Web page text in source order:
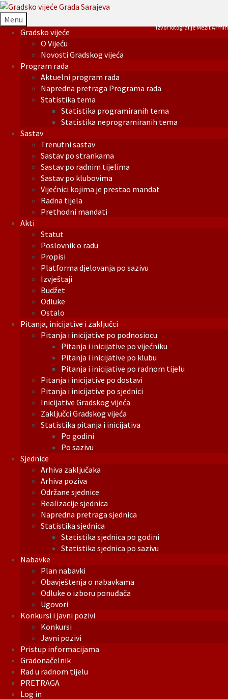
Menu
Gradsko vijeće
O Vijeću
Novosti Gradskog vijeća
Program rada
Aktuelni program rada
Napredna pretraga Programa rada
Statistika tema
Statistika programiranih tema
Statistika neprogramiranih tema
Sastav
Trenutni sastav
Sastav po strankama
Sastav po radnim tijelima
Sastav po klubovima
Vijećnici kojima je prestao mandat
Radna tijela
Prethodni mandati
Akti
Statut
Poslovnik o radu
Propisi
Platforma djelovanja po sazivu
Izvještaji
Budžet
Odluke
Ostalo
Pitanja, inicijative i zaključci
Pitanja i inicijative po podnosiocu
Pitanja i inicijative po vijećniku
Pitanja i inicijative po klubu
Pitanja i inicijative po radnom tijelu
Pitanja i inicijative po dostavi
Pitanja i inicijative po sjednici
Inicijative Gradskog vijeća
Zaključci Gradskog vijeća
Statistika pitanja i inicijativa
Po godini
Po sazivu
Sjednice
Arhiva zaključaka
Arhiva poziva
Održane sjednice
Realizacije sjednica
Napredna pretraga sjednica
Statistika sjednica
Statistika sjednica po godini
Statistika sjednica po sazivu
Nabavke
Plan nabavki
Obavještenja o nabavkama
Odluke o izboru ponuđača
Ugovori
Konkursi i javni pozivi
Konkursi
Javni pozivi
Pristup informacijama
Gradonačelnik
Rad u radnom tijelu
PRETRAGA
Log in
Izvor fotografije Mezit Armin